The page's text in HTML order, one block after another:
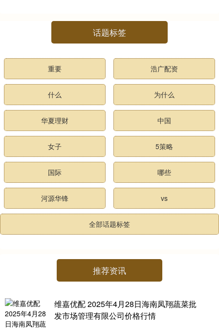
话题标签
重要 浩广配资
什么 为什么
华夏理财 中国
女子 5策略
国际 哪些
河源华锋 vs
全部话题标签
推荐资讯
维嘉优配 2025年4月28日海南凤翔蔬菜批
发市场管理有限公司价格行情